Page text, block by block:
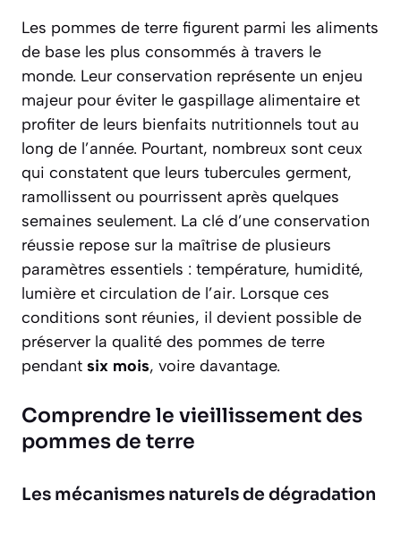
Les pommes de terre figurent parmi les aliments
de base les plus consommés à travers le
monde. Leur conservation représente un enjeu
majeur pour éviter le gaspillage alimentaire et
profiter de leurs bienfaits nutritionnels tout au
long de l’année. Pourtant, nombreux sont ceux
qui constatent que leurs tubercules germent,
ramollissent ou pourrissent après quelques
semaines seulement. La clé d’une conservation
réussie repose sur la maîtrise de plusieurs
paramètres essentiels : température, humidité,
lumière et circulation de l’air. Lorsque ces
conditions sont réunies, il devient possible de
préserver la qualité des pommes de terre
pendant six mois, voire davantage.
Comprendre le vieillissement des
pommes de terre
Les mécanismes naturels de dégradation